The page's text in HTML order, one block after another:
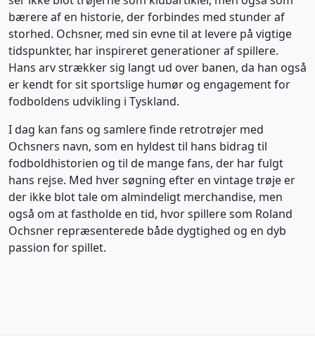
bærere af en historie, der forbindes med stunder af
storhed. Ochsner, med sin evne til at levere på vigtige
tidspunkter, har inspireret generationer af spillere.
Hans arv strækker sig langt ud over banen, da han også
er kendt for sit sportslige humør og engagement for
fodboldens udvikling i Tyskland.
I dag kan fans og samlere finde retrotrøjer med
Ochsners navn, som en hyldest til hans bidrag til
fodboldhistorien og til de mange fans, der har fulgt
hans rejse. Med hver søgning efter en vintage trøje er
der ikke blot tale om almindeligt merchandise, men
også om at fastholde en tid, hvor spillere som Roland
Ochsner repræsenterede både dygtighed og en dyb
passion for spillet.